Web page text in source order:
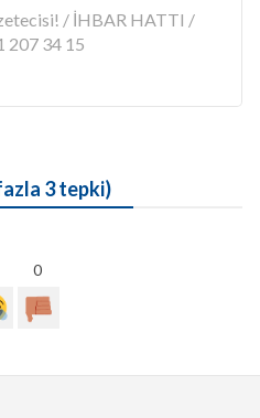
/ İHBAR HATTI /
207 34 15
3 tepki)
0